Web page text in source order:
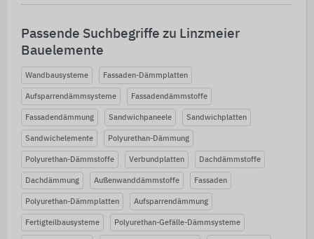
Passende Suchbegriffe zu Linzmeier
Bauelemente
Wandbausysteme Fassaden-Dämmplatten
Aufsparrendämmsysteme Fassadendämmstoffe
Fassadendämmung Sandwichpaneele Sandwichplatten
Sandwichelemente Polyurethan-Dämmung
Polyurethan-Dämmstoffe Verbundplatten Dachdämmstoffe
Dachdämmung Außenwanddämmstoffe Fassaden
Polyurethan-Dämmplatten Aufsparrendämmung
Fertigteilbausysteme Polyurethan-Gefälle-Dämmsysteme